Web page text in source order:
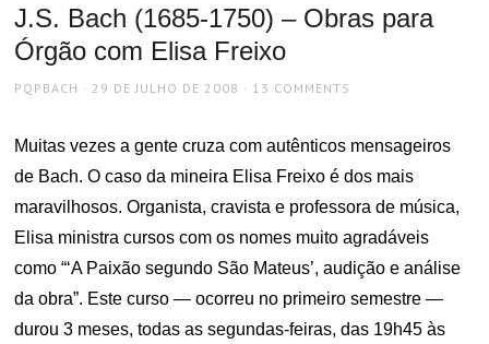
J.S. Bach (1685-1750) – Obras para
Órgão com Elisa Freixo
AUTHOR
PQPBACH
POSTED
29 DE JULHO DE 2008 13 COMMENTS
Muitas vezes a gente cruza com autênticos mensageiros
de Bach. O caso da mineira Elisa Freixo é dos mais
maravilhosos. Organista, cravista e professora de música,
Elisa ministra cursos com os nomes muito agradáveis
como “‘A Paixão segundo São Mateus’, audição e análise
da obra”. Este curso — ocorreu no primeiro semestre —
durou 3 meses, todas as segundas-feiras, das 19h45 às